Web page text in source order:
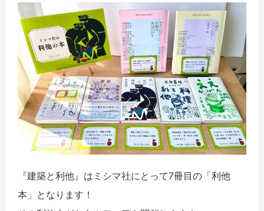
『建築と利他』はミシマ社にとって7冊目の「利他
本」 となります！